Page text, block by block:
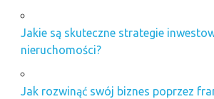
Jakie są skuteczne strategie
nieruchomości?
Jak rozwinąć swój biznes poprzez